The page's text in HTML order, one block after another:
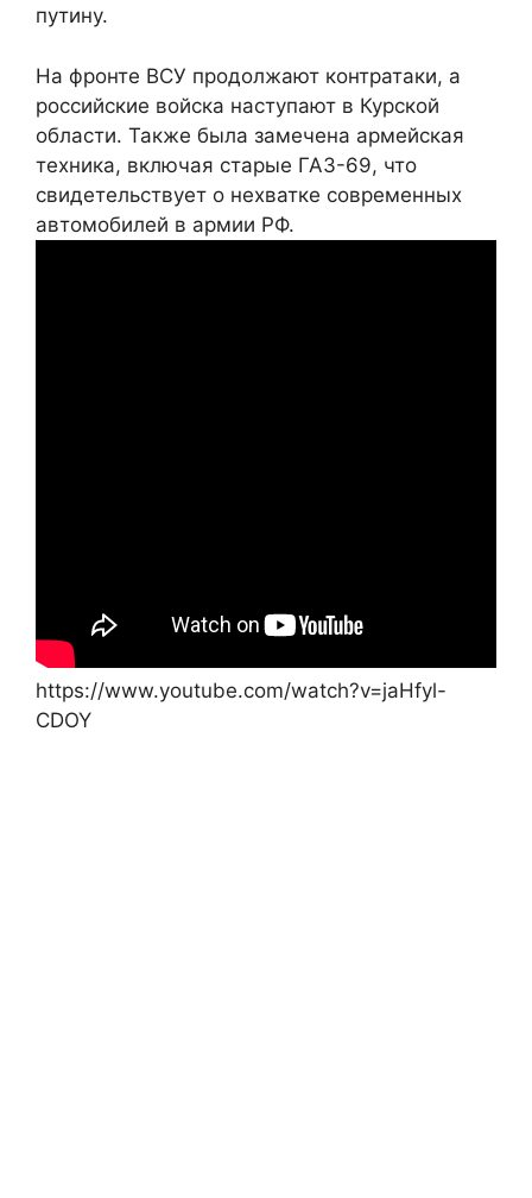
путину.
На фронте ВСУ продолжают контратаки, а
российские войска наступают в Курской
области. Также была замечена армейская
техника, включая старые ГАЗ-69, что
свидетельствует о нехватке современных
автомобилей в армии РФ.
https://www.youtube.com/watch?v=jaHfyl-
CDOY